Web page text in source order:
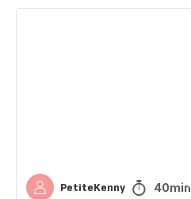
PetiteKenny 40min